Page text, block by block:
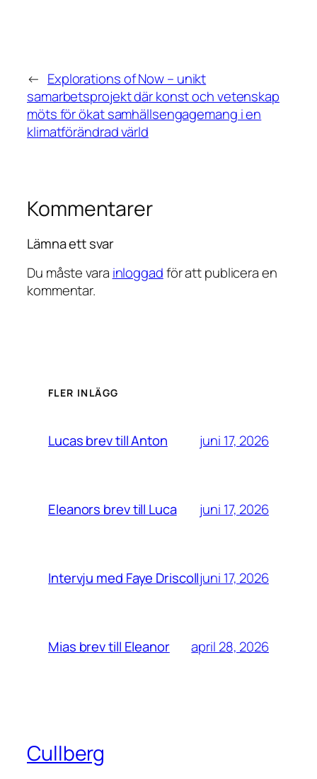
← Explorations of Now – unikt
samarbetsprojekt där konst och vetenskap
möts för ökat samhällsengagemang i en
klimatförändrad värld
Kommentarer
Lämna ett svar
Du måste vara inloggadför att publicera en
kommentar.
FLER INLÄGG
Lucas brev till Anton juni 17, 2026
Eleanors brev till Luca juni 17, 2026
Intervju med Faye Driscolljuni 17, 2026
Mias brev till Eleanor april 28, 2026
Cullberg